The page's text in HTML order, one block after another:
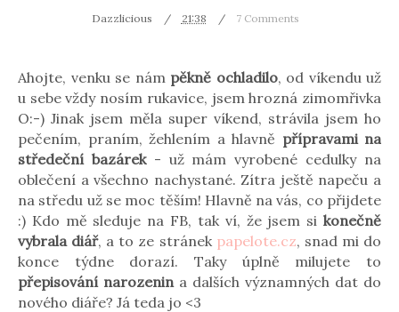
Dazzlicious 21:38 7 Comments
Ahojte, venku se nám pěkně ochladilo, od víkendu už
u sebe vždy nosím rukavice, jsem hrozná zimomřivka
O:-) Jinak jsem měla super víkend, strávila jsem ho
pečením, praním, žehlením a hlavně přípravami na
středeční bazárek- už mám vyrobené cedulky na
oblečení a všechno nachystané. Zítra ještě napeču a
na středu už se moc těším! Hlavně na vás, co přijdete
:) Kdo mě sleduje na FB, tak ví, že jsem si konečně
vybrala diář, a to ze stránek papelote.cz, snad mi do
konce týdne dorazí. Taky úplně milujete to
přepisování narozenina dalších významných dat do
nového diáře? Já teda jo <3